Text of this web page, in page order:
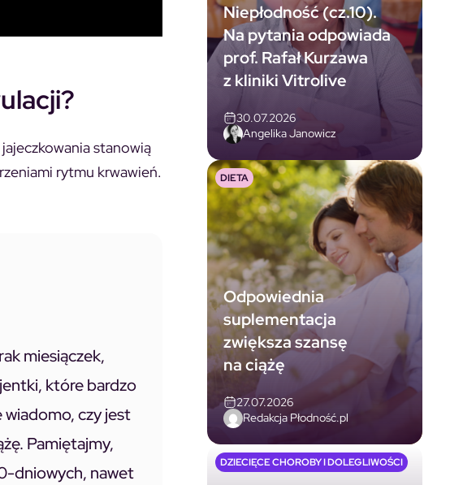
stanowią
rytmu krwawień.
miesiączek,
które bardzo
wiadomo, czy jest
Pamiętajmy,
dniowych, nawet
Niepłodność (cz.10).
Na pytania odpowiada
prof. Rafał Kurzawa
z kliniki Vitrolive
30.07.2026
Angelika Janowicz
Odpowiednia
suplementacja
zwiększa szansę
na ciążę
27.07.2026
Redakcja Płodność.pl
DIETA
DZIECIĘCE CHOROBY I DOLEGLIWOŚCI